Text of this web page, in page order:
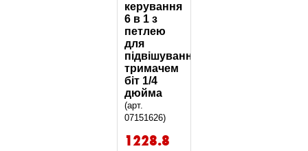
керування
6 в 1 з
петлею
для
підвішування,
тримачем
біт 1/4
дюйма
(арт.
07151626)
1228.8